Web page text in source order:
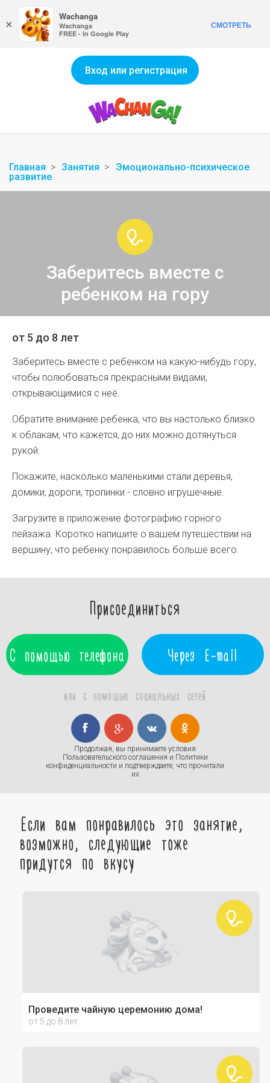
Вход или регистрация
Главная Занятия
Эмоционально-психическое
развитие
Заберитесь вместе с
ребенком на гору
от 5 до 8 лет
Заберитесь вместе с ребенком на какую-нибудь гору,
чтобы полюбоваться прекрасными видами,
открывающимися с неё.
Обратите внимание ребенка, что вы настолько близко
к облакам, что кажется, до них можно дотянуться
рукой.
Покажите, насколько маленькими стали деревья,
домики, дороги, тропинки - словно игрушечные.
Загрузите в приложение фотографию горного
пейзажа. Коротко напишите о вашем путешествии на
вершину, что ребенку понравилось больше всего.
Присоединиться
С помощью телефона Через E-mail
или с помощью социальных сетей
Продолжая, вы принимаете условия
Пользовательского соглашения и Политики
конфиденциальности и подтверждаете, что прочитали
их
Если вам понравилось это занятие,
возможно, следующие тоже
придутся по вкусу
Проведите чайную церемонию дома!
от 5 до 8 лет
×
Wachanga
Wachanga
FREE - In Google Play
СМОТРЕТЬ